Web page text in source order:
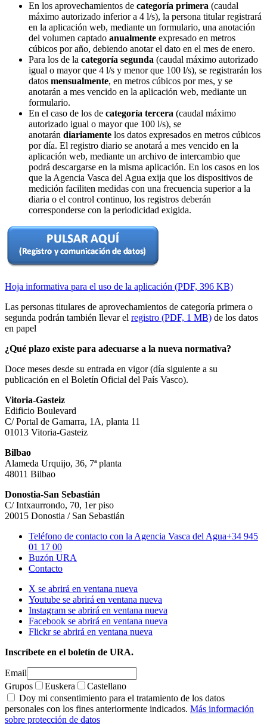
En los aprovechamientos de categoría primera (caudal
máximo autorizado inferior a 4 l/s), la persona titular registrará
en la aplicación web, mediante un formulario, una anotación
del volumen captado anualmente expresado en metros
cúbicos por año, debiendo anotar el dato en el mes de enero.
Para los de la categoría segunda (caudal máximo autorizado
igual o mayor que 4 l/s y menor que 100 l/s), se registrarán los
datos mensualmente, en metros cúbicos por mes, y se
anotarán a mes vencido en la aplicación web, mediante un
formulario.
En el caso de los de categoría tercera (caudal máximo
autorizado igual o mayor que 100 l/s), se
anotarán diariamente los datos expresados en metros cúbicos
por día. El registro diario se anotará a mes vencido en la
aplicación web, mediante un archivo de intercambio que
podrá descargarse en la misma aplicación. En los casos en los
que la Agencia Vasca del Agua exija que los dispositivos de
medición faciliten medidas con una frecuencia superior a la
diaria o el control continuo, los registros deberán
corresponderse con la periodicidad exigida.
Hoja informativa para el uso de la aplicación (PDF, 396 KB)
Las personas titulares de aprovechamientos de categoría primera o
segunda podrán también llevar el registro (PDF, 1 MB) de los datos
en papel
¿Qué plazo existe para adecuarse a la nueva normativa?
Doce meses desde su entrada en vigor (día siguiente a su
publicación en el Boletín Oficial del País Vasco).
Vitoria-Gasteiz
Edificio Boulevard
C/ Portal de Gamarra, 1A, planta 11
01013 Vitoria-Gasteiz
Bilbao
Alameda Urquijo, 36, 7ª planta
48011 Bilbao
Donostia-San Sebastián
C/ Intxaurrondo, 70, 1er piso
20015 Donostia / San Sebastián
Teléfono de contacto con la Agencia Vasca del Agua+34 945
01 17 00
Buzón URA
Contacto
X se abrirá en ventana nueva
Youtube se abrirá en ventana nueva
Instagram se abrirá en ventana nueva
Facebook se abrirá en ventana nueva
Flickr se abrirá en ventana nueva
Inscríbete en el boletín de URA.
Email
Grupos
Euskera
Castellano
Doy mi consentimiento para el tratamiento de los datos
personales con los fines anteriormente indicados. Más información
sobre protección de datos